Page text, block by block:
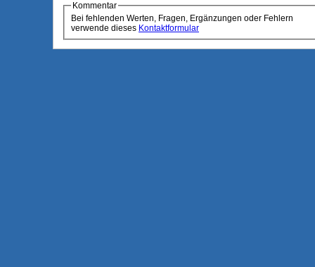
Kommentar
Bei fehlenden Werten, Fragen, Ergänzungen oder Fehlern
verwende dieses Kontaktformular